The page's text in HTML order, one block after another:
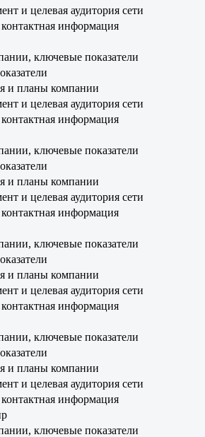
и целевая аудитория сети
информация
ключевые показатели
и планы компании
и целевая аудитория сети
информация
ключевые показатели
и планы компании
и целевая аудитория сети
информация
ключевые показатели
и планы компании
и целевая аудитория сети
информация
ключевые показатели
и планы компании
и целевая аудитория сети
информация
ключевые показатели